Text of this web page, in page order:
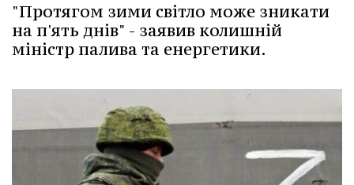
"Протягом зими світло може зникати
на п'ять днів" - заявив колишній
міністр палива та енергетики.